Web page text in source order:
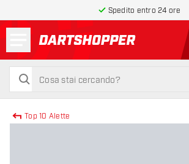
Spedito entro 24 ore
torna alla home page
cerca
cerca
Top 10 Alette